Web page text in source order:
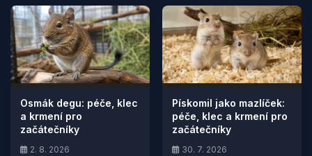
Osmák degu: péče, klec
a krmení pro
začátečníky
2. 8. 2026
Pískomil jako mazlíček:
péče, klec a krmení pro
začátečníky
30. 7. 2026